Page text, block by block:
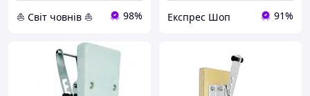
⛵ Світ човнів ⛵ 98% Експрес Шоп 91%